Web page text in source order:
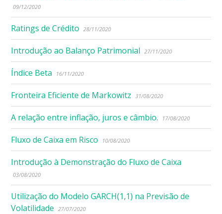
09/12/2020
Ratings de Crédito 28/11/2020
Introdução ao Balanço Patrimonial 27/11/2020
Índice Beta 16/11/2020
Fronteira Eficiente de Markowitz 31/08/2020
A relação entre inflação, juros e câmbio. 17/08/2020
Fluxo de Caixa em Risco 10/08/2020
Introdução à Demonstração do Fluxo de Caixa
03/08/2020
Utilização do Modelo GARCH(1,1) na Previsão de
Volatilidade
27/07/2020